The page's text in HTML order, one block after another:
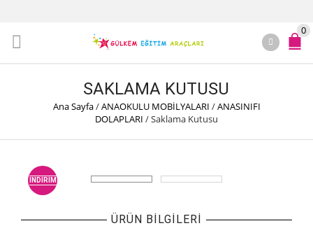
0
SAKLAMA KUTUSU
Ana Sayfa/ANAOKULU MOBİLYALARI /ANASINIFI
DOLAPLARI /Saklama Kutusu
İNDIRIM
ÜRÜN BILGILERI